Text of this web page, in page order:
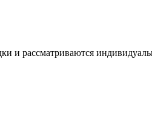
и рассматриваются